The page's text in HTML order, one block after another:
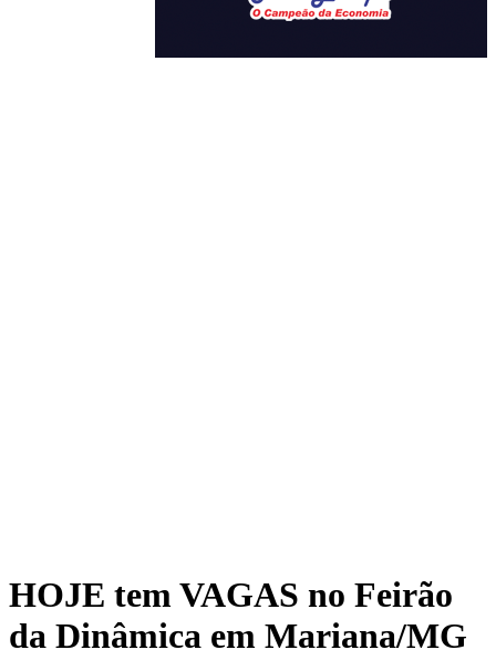
HOJE tem VAGAS no Feirão
da Dinâmica em Mariana/MG